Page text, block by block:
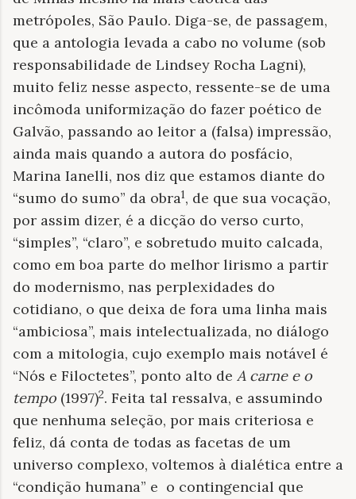
metrópoles, São Paulo. Diga-se, de passagem,
que a antologia levada a cabo no volume (sob
responsabilidade de Lindsey Rocha Lagni),
muito feliz nesse aspecto, ressente-se de uma
incômoda uniformização do fazer poético de
Galvão, passando ao leitor a (falsa) impressão,
ainda mais quando a autora do posfácio,
Marina Ianelli, nos diz que estamos diante do
“sumo do sumo” da obra1, de que sua vocação,
por assim dizer, é a dicção do verso curto,
“simples”, “claro”, e sobretudo muito calcada,
como em boa parte do melhor lirismo a partir
do modernismo, nas perplexidades do
cotidiano, o que deixa de fora uma linha mais
“ambiciosa”, mais intelectualizada, no diálogo
com a mitologia, cujo exemplo mais notável é
“Nós e Filoctetes”, ponto alto de A carne e o
tempo (1997)2. Feita tal ressalva, e assumindo
que nenhuma seleção, por mais criteriosa e
feliz, dá conta de todas as facetas de um
universo complexo, voltemos à dialética entre a
“condição humana” e o contingencial que